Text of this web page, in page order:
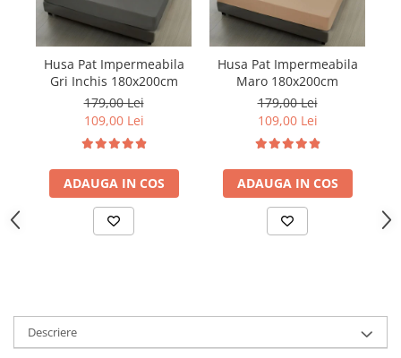
Husa Pat Impermeabila
Gri Inchis 180x200cm
179,00 Lei
109,00 Lei
ADAUGA IN COS
Husa Pat Impermeabila
Maro 180x200cm
179,00 Lei
109,00 Lei
ADAUGA IN COS
Descriere